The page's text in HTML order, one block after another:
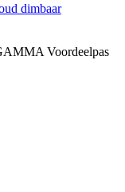
dimbaar
Voordeelpas